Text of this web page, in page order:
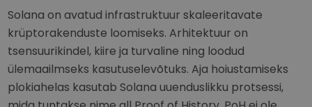
Solana on avatud infrastruktuur skaleeritavate
krüptorakenduste loomiseks. Arhitektuur on
tsensuurikindel, kiire ja turvaline ning loodud
ülemaailmseks kasutuselevõtuks. Aja hoiustamiseks
plokiahelas kasutab Solana uuenduslikku protsessi,